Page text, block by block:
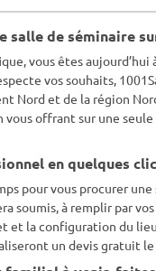
salle de séminaire
vous êtes
vos souhaits,
Nord et de la région
vous offrant sur une
en quelques
pour vous procurer
soumis, à remplir par
et la configuration du
un devis gratuit